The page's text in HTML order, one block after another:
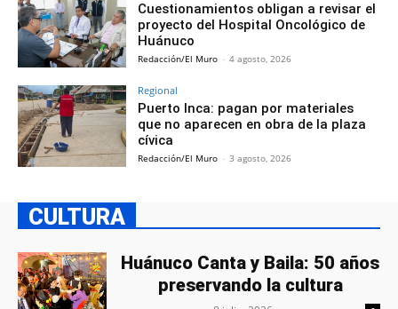
Cuestionamientos obligan a revisar el
proyecto del Hospital Oncológico de
Huánuco
Redacción/El Muro - 4 agosto, 2026
Regional
Puerto Inca: pagan por materiales
que no aparecen en obra de la plaza
cívica
Redacción/El Muro - 3 agosto, 2026
CULTURA
Huánuco Canta y Baila: 50 años
preservando la cultura